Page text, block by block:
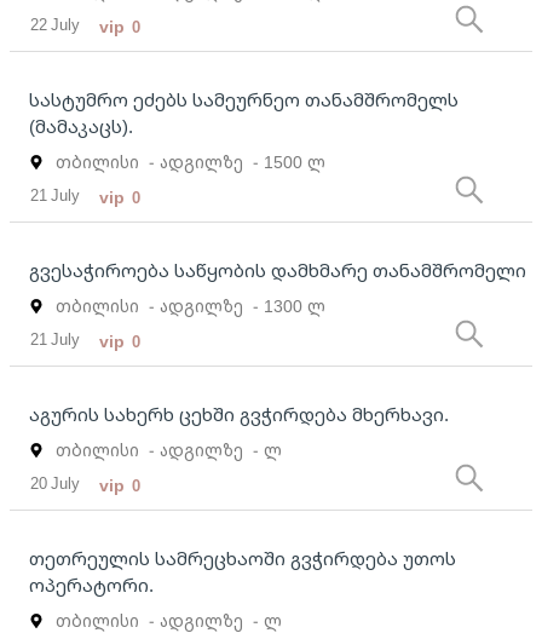
22 July vip 0
სასტუმრო ეძებს სამეურნეო თანამშრომელს
(მამაკაცს).
თბილისი - ადგილზე - 1500 ლ
21 July vip 0
გვესაჭიროება საწყობის დამხმარე თანამშრომელი
თბილისი - ადგილზე - 1300 ლ
21 July vip 0
აგურის სახერხ ცეხში გვჭირდება მხერხავი.
თბილისი - ადგილზე - ლ
20 July vip 0
თეთრეულის სამრეცხაოში გვჭირდება უთოს
ოპერატორი.
თბილისი - ადგილზე - ლ